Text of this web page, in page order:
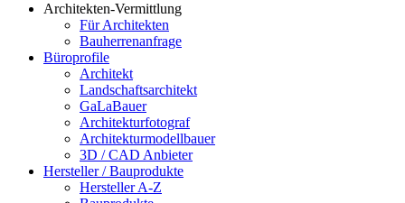
Architekten-Vermittlung
Für Architekten
Bauherrenanfrage
Büroprofile
Architekt
Landschaftsarchitekt
GaLaBauer
Architekturfotograf
Architekturmodellbauer
3D / CAD Anbieter
Hersteller / Bauprodukte
Hersteller A-Z